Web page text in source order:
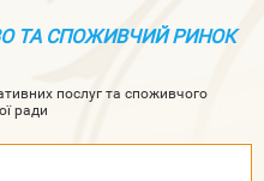
ТА СПОЖИВЧИЙ РИНОК
послуг та споживчого
ради